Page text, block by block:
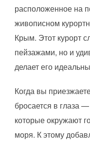
расположенное на
живописном
Крым. Этот курорт
пейзажами, но и
делает его
Когда вы
бросается в глаза
которые окружают
моря. К этому